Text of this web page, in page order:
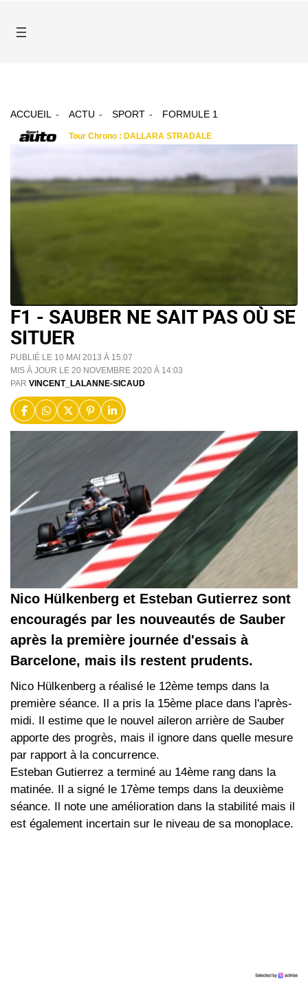
ACCUEIL ACTU SPORT FORMULE 1
F1 - SAUBER NE SAIT PAS OÙ SE
SITUER
PUBLIÉ LE 10 MAI 2013 À 15:07
MIS À JOUR LE 20 NOVEMBRE 2020 À 14:03
PAR VINCENT_LALANNE-SICAUD
Nico Hülkenberg et Esteban Gutierrez sont
encouragés par les nouveautés de Sauber
après la première journée d'essais à
Barcelone, mais ils restent prudents.
Nico Hülkenberg a réalisé le 12ème temps dans la
première séance. Il a pris la 15ème place dans l'après-
midi. Il estime que le nouvel aileron arrière de Sauber
apporte des progrès, mais il ignore dans quelle mesure
par rapport à la concurrence.
Esteban Gutierrez a terminé au 14ème rang dans la
matinée. Il a signé le 17ème temps dans la deuxième
séance. Il note une amélioration dans la stabilité mais il
est également incertain sur le niveau de sa monoplace.